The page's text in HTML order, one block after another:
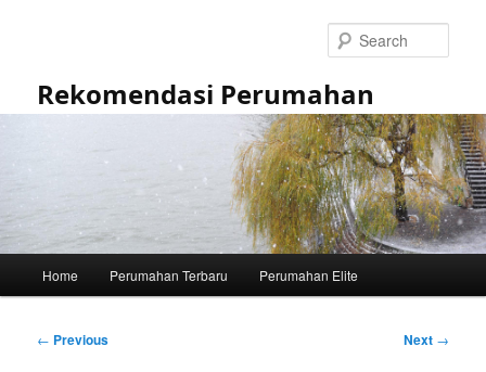
Rekomendasi Perumahan
Home Perumahan Terbaru Perumahan Elite
Post
← Previous Next →